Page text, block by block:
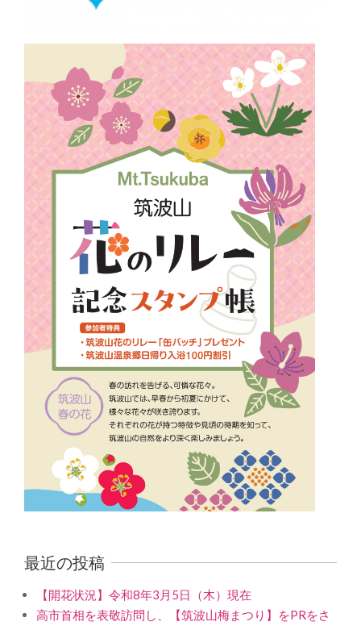
最近の投稿
【開花状況】令和8年3月5日（木）現在
高市首相を表敬訪問し、【筑波山梅まつり】をPRをさ